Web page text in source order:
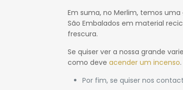
Em suma, no Merlim, temos
São Embalados em material
frescura.
Se quiser ver a nossa grande
como deveacender um incenso.
Por fim, se quiser nos